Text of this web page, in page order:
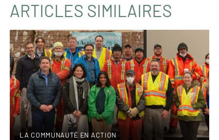
ARTICLES SIMILAIRES
LA COMMUNAUTÉ EN ACTION